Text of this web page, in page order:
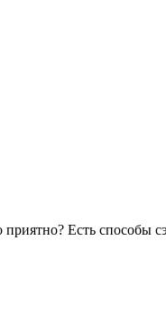
Есть способы